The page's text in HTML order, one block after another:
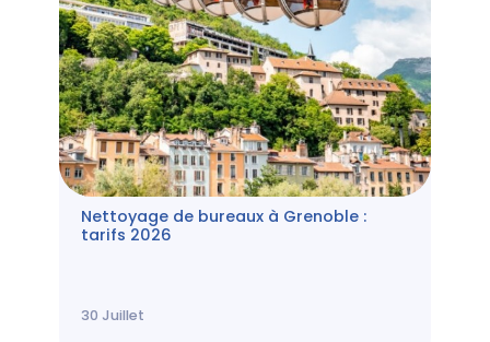
Nettoyage de bureaux à Grenoble :
tarifs 2026
30 Juillet